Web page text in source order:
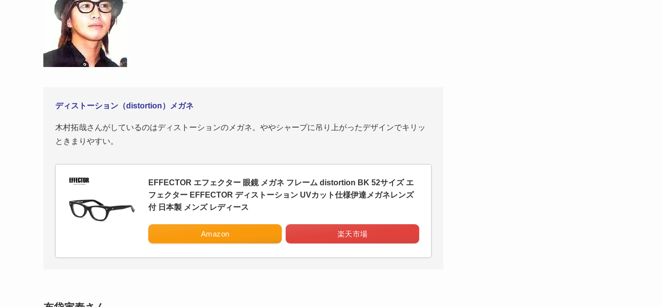
ディストーション（distortion）メガネ
木村拓哉さんがしているのはディストーションのメガネ。ややシャープに吊り上がったデザインでキリッ
ときまりやすい。
EFFECTOR エフェクター 眼鏡 メガネ フレーム distortion BK 52サイズ エ
フェクター EFFECTOR ディストーション UVカット仕様伊達メガネレンズ
付 日本製 メンズ レディース
Amazon 楽天市場